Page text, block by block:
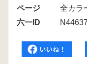
ページ
全カ
六一ID
N44637